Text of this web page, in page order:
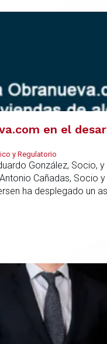
en el
y Regulatorio
González, Socio,
Cañadas, Socio
ha desplegado un